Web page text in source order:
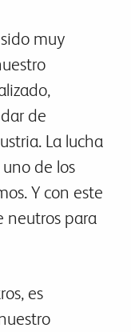
muy
de
La lucha
de los
Y con este
neutros para
es